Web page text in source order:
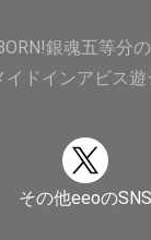
銀魂五等分
イドインアビス
その他eeoのSNS